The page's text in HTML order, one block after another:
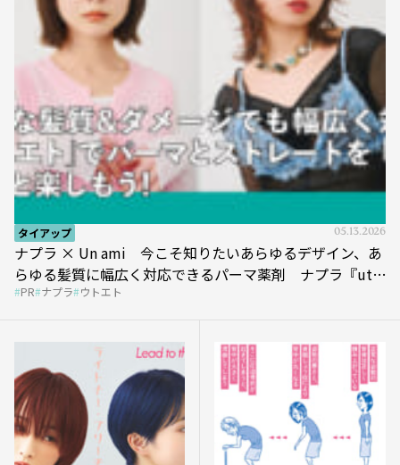
タイアップ 05.13.2026
ナプラ × Un ami 今こそ知りたいあらゆるデザイン、あ
らゆる髪質に幅広く対応できるパーマ薬剤 ナプラ『ut-
et』
PR ナプラ ウトエト